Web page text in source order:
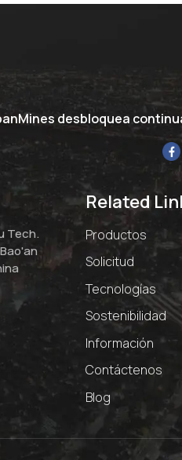
desbloquea
Tech.
Related
Productos
Solicitud
Tecnologías
Sostenibilidad
Información
Contáctenos
Blog